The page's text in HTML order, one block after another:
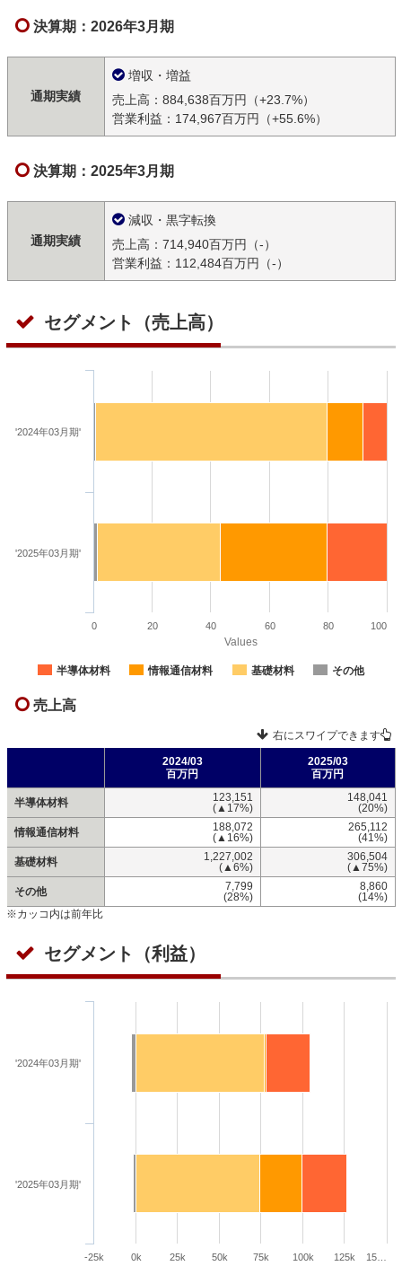
決算期：2026年3月期
通期実績
増収・増益
売上高：884,638百万円（+23.7%）
営業利益：174,967百万円（+55.6%）
決算期：2025年3月期
通期実績
減収・黒字転換
売上高：714,940百万円（-）
営業利益：112,484百万円（-）
セグメント（売上高）
Values
半導体材料 情報通信材料 基礎材料 その他
'2024年03月期'
'2025年03月期'
0 20 40 60 80 100
売上高
右にスワイプできます
2024/03
百万円
2025/03
百万円
半導体材料
123,151
(▲17%)
148,041
(20%)
情報通信材料
188,072
(▲16%)
265,112
(41%)
基礎材料
1,227,002
(▲6%)
306,504
(▲75%)
その他
7,799
(28%)
8,860
(14%)
※カッコ内は前年比
セグメント（利益）
'2024年03月期'
'2025年03月期'
-25k 0k 25k 50k 75k 100k 125k 15…